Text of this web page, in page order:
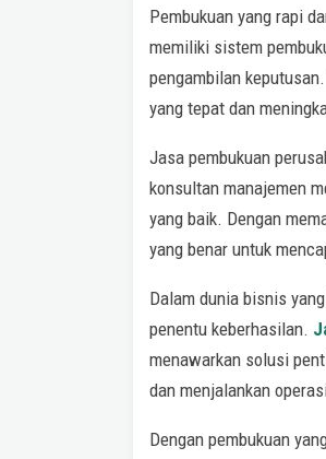
Pembukuan yang rapi
memiliki sistem
pengambilan
yang tepat dan
Jasa pembukuan
konsultan manajemen
yang baik. Dengan
yang benar untuk
Dalam dunia bisnis
penentu keberhasilan.
menawarkan solusi
dan menjalankan
Dengan pembukuan